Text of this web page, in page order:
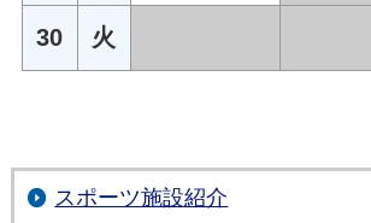
30 火
スポーツ施設紹介